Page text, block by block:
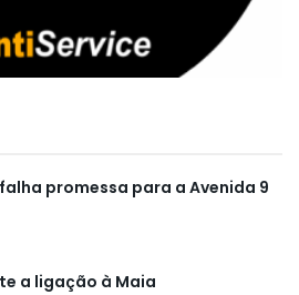
promessa para a Avenida 9
a ligação à Maia